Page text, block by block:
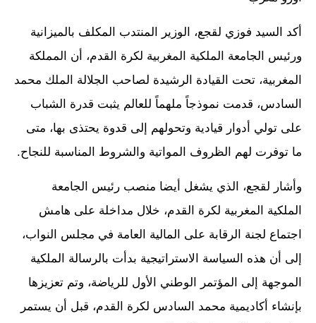
أكد السيد فوزي لقجع، الوزير المنتدب المكلف بالميزانية
ورئيس الجامعة الملكية المغربية لكرة القدم، أن المملكة
المغربية، تحت القيادة الرشيدة لصاحب الجلالة الملك محمد
السادس، قدمت نموذجاً ملهماً للعالم يثبت قدرة الشباب
على تولي أدوار قيادية وتحولهم إلى قدوة يحتذى بها، متى
ما توفرت لهم الظروف المواتية والشروط المناسبة للنجاح.
وأشار لقجع، الذي يشغل أيضا منصب رئيس الجامعة
الملكية المغربية لكرة القدم، خلال مداخلة على هامش
اجتماع لجنة الرقابة على المالية العامة في مجلس النواب،
إلى أن هذه السياسة الاستراتيجية بدأت بالرسالة الملكية
الموجهة إلى المؤتمر الوطني الأول للرياضة، وتم تعزيزها
بإنشاء أكاديمية محمد السادس لكرة القدم، قبل أن يستمر